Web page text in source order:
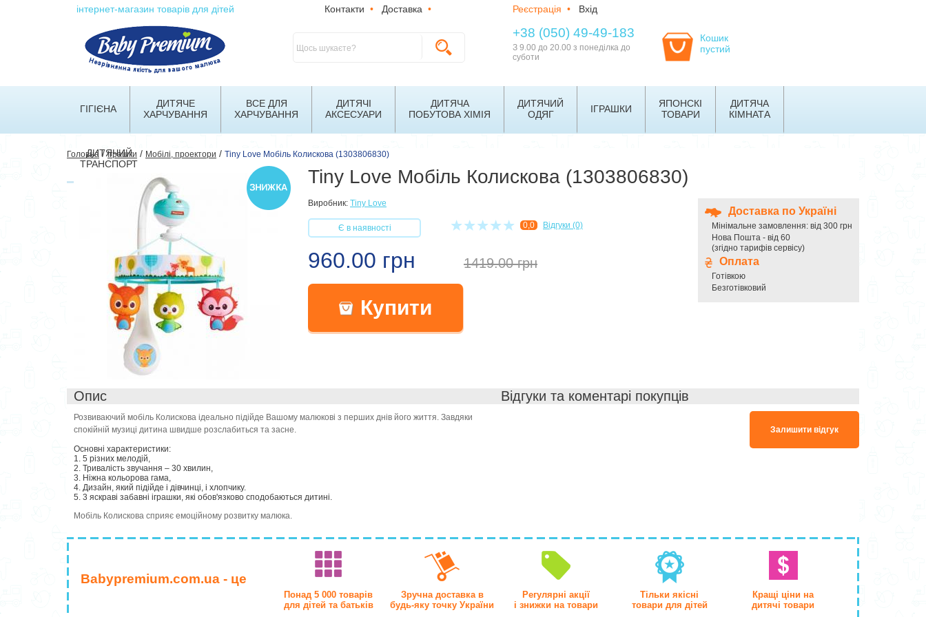
інтернет-магазин товарів для дітей Контакти • Доставка • Реєстрація • Вхід
+38 (050) 49-49-183
З 9.00 до 20.00 з понеділка до
суботи
Кошик
пустий
ГІГІЄНА
ДИТЯЧЕ
ХАРЧУВАННЯ
ВСЕ ДЛЯ
ХАРЧУВАННЯ
ДИТЯЧІ
АКСЕСУАРИ
ДИТЯЧА
ПОБУТОВА ХІМІЯ
ДИТЯЧИЙ
ОДЯГ
ІГРАШКИ
ЯПОНСКІ
ТОВАРИ
ДИТЯЧА
КІМНАТА
ДИТЯЧИЙ
ТРАНСПОРТ
Головна/Іграшки / Мобілі, проектори / Tiny Love Мобіль Колискова (1303806830)
Tiny Love Мобіль Колискова (1303806830)
Виробник: Tiny Love
Є в наявності 0,0 Відгуки (0)
960.00 грн 1419.00грн
Купити
Доставка по Україні
Мінімальне замовлення: від 300 грн
Нова Пошта - від 60
(згідно тарифів сервісу)
Оплата
Готівкою
Безготівковий
Опис Відгуки та коментарі покупців
Розвиваючий мобіль Колискова ідеально підійде Вашому малюкові з перших днів його життя. Завдяки
спокійній музиці дитина швидше розслабиться та засне.
Основні характеристики:
1. 5 різних мелодій,
2. Тривалість звучання – 30 хвилин,
3. Ніжна кольорова гама,
4. Дизайн, який підійде і дівчинці, і хлопчику.
5. 3 яскраві забавні іграшки, які обов'язково сподобаються дитині.
Мобіль Колискова сприяє емоційному розвитку малюка.
Залишити відгук
Babypremium.com.ua - це
Понад 5 000 товарів
для дітей та батьків
Зручна доставка в
будь-яку точку України
Регулярні акції
і знижки на товари
Тільки якісні
товари для дітей
Кращі ціни на
дитячі товари